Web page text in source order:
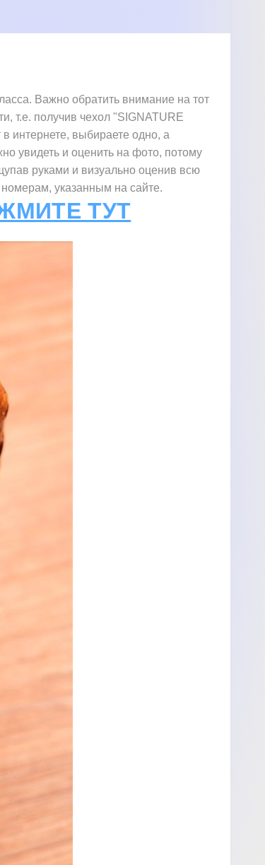
Важно обратить внимание на тот
т.е. получив чехол "SIGNATURE
интернете, выбираете одно, а
увидеть и оценить на фото, потому
руками и визуально оценив всю
указанным на сайте.
ТУТ